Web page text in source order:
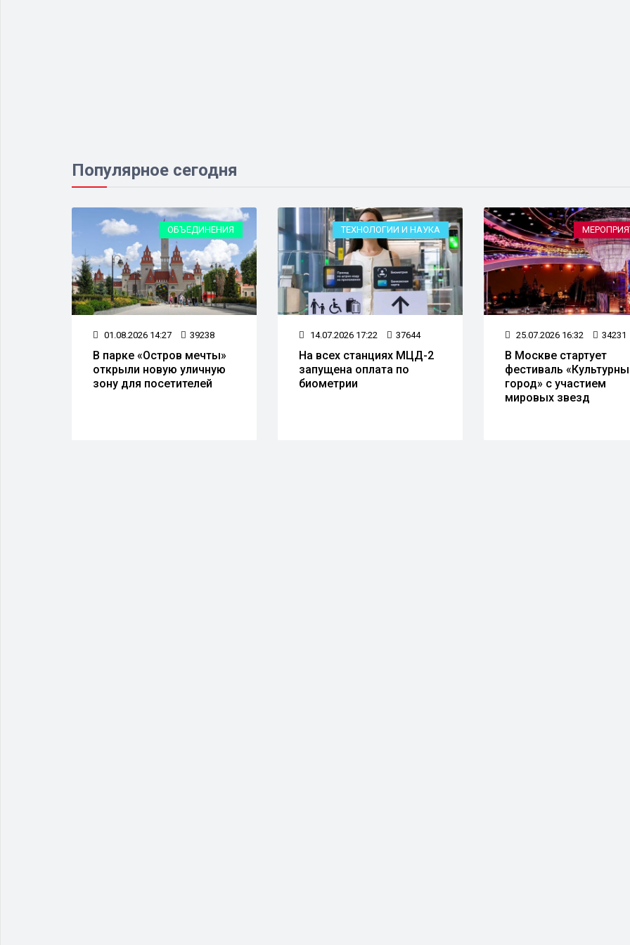
Популярное сегодня
ОБЪЕДИНЕНИЯ
01.08.2026 14:27 39238
В парке «Остров мечты»
открыли новую уличную
зону для посетителей
ТЕХНОЛОГИИ И НАУКА
14.07.2026 17:22 37644
На всех станциях МЦД-2
запущена оплата по
биометрии
25.07.2026 16:32 34231
В Москве стартует
фестиваль
город» с участием
мировых звезд